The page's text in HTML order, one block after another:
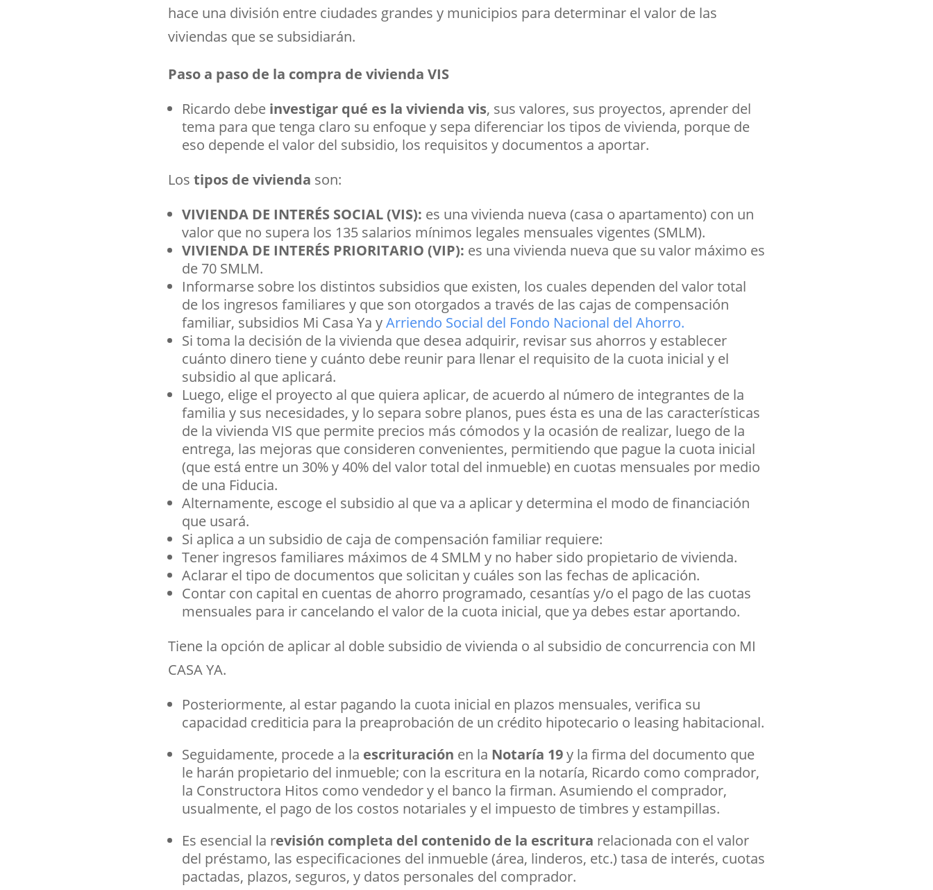
hace una división entre ciudades grandes y municipios para determinar el valor de las
viviendas que se subsidiarán.
Paso a paso de la compra de vivienda VIS
Ricardo debe investigar qué es la vivienda vis, sus valores, sus proyectos, aprender del
tema para que tenga claro su enfoque y sepa diferenciar los tipos de vivienda, porque de
eso depende el valor del subsidio, los requisitos y documentos a aportar.
Los tipos de vivienda son:
VIVIENDA DE INTERÉS SOCIAL (VIS): es una vivienda nueva (casa o apartamento) con un
valor que no supera los 135 salarios mínimos legales mensuales vigentes (SMLM).
VIVIENDA DE INTERÉS PRIORITARIO (VIP): es una vivienda nueva que su valor máximo es
de 70 SMLM.
Informarse sobre los distintos subsidios que existen, los cuales dependen del valor total
de los ingresos familiares y que son otorgados a través de las cajas de compensación
familiar, subsidios Mi Casa Ya yArriendo Social del Fondo Nacional del Ahorro.
Si toma la decisión de la vivienda que desea adquirir, revisar sus ahorros y establecer
cuánto dinero tiene y cuánto debe reunir para llenar el requisito de la cuota inicial y el
subsidio al que aplicará.
Luego, elige el proyecto al que quiera aplicar, de acuerdo al número de integrantes de la
familia y sus necesidades, y lo separa sobre planos, pues ésta es una de las características
de la vivienda VIS que permite precios más cómodos y la ocasión de realizar, luego de la
entrega, las mejoras que consideren convenientes, permitiendo que pague la cuota inicial
(que está entre un 30% y 40% del valor total del inmueble) en cuotas mensuales por medio
de una Fiducia.
Alternamente, escoge el subsidio al que va a aplicar y determina el modo de financiación
que usará.
Si aplica a un subsidio de caja de compensación familiar requiere:
Tener ingresos familiares máximos de 4 SMLM y no haber sido propietario de vivienda.
Aclarar el tipo de documentos que solicitan y cuáles son las fechas de aplicación.
Contar con capital en cuentas de ahorro programado, cesantías y/o el pago de las cuotas
mensuales para ir cancelando el valor de la cuota inicial, que ya debes estar aportando.
Tiene la opción de aplicar al doble subsidio de vivienda o al subsidio de concurrencia con MI
CASA YA.
Posteriormente, al estar pagando la cuota inicial en plazos mensuales, verifica su
capacidad crediticia para la preaprobación de un crédito hipotecario o leasing habitacional.
Seguidamente, procede a la escrituración en la Notaría 19y la firma del documento que
le harán propietario del inmueble; con la escritura en la notaría, Ricardo como comprador,
la Constructora Hitos como vendedor y el banco la firman. Asumiendo el comprador,
usualmente, el pago de los costos notariales y el impuesto de timbres y estampillas.
Es esencial la revisión completa del contenido de la escritura relacionada con el valor
del préstamo, las especificaciones del inmueble (área, linderos, etc.) tasa de interés, cuotas
pactadas, plazos, seguros, y datos personales del comprador.